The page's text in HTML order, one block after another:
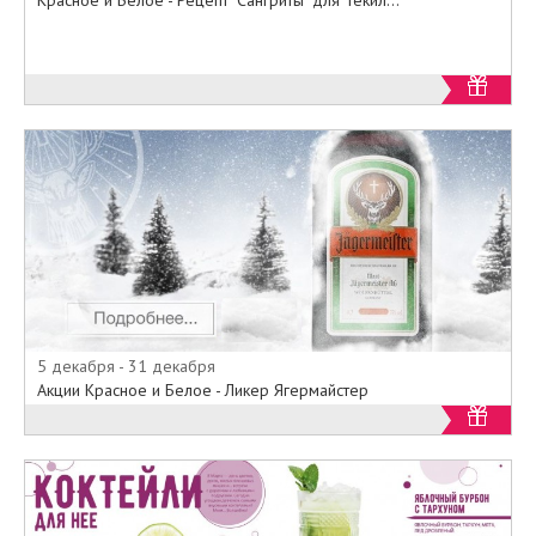
24410762_434343380%2Falbum-
24410762_00%2Frev
5 декабря - 31 декабря
Акции Красное и Белое - Ликер Ягермайстер